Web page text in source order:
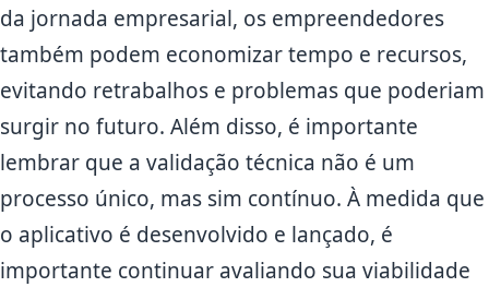
da jornada empresarial, os empreendedores
também podem economizar tempo e recursos,
evitando retrabalhos e problemas que poderiam
surgir no futuro. Além disso, é importante
lembrar que a validação técnica não é um
processo único, mas sim contínuo. À medida que
o aplicativo é desenvolvido e lançado, é
importante continuar avaliando sua viabilidade